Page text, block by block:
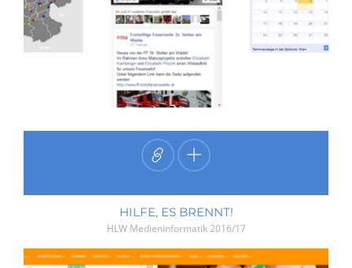
HILFE, ES BRENNT!
HLW Medieninformatik2016/17